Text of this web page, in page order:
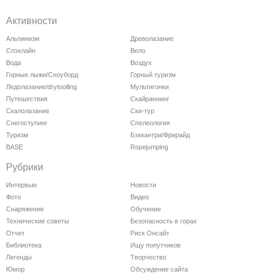
Активности
Альпинизм
Древолазание
Слэклайн
Вело
Вода
Воздух
Горные лыжи/Сноуборд
Горный туризм
Ледолазание/drytoolling
Мультигонки
Путешествия
Скайраннинг
Скалолазание
Ски-тур
Снегоступинг
Спелеология
Туризм
Бэккантри/Фрирайд
BASE
Ropejumping
Рубрики
Интервью
Новости
Фото
Видео
Снаряжение
Обучение
Технические советы
Безопасность в горах
Отчет
Риск Онсайт
Библиотека
Ищу попутчиков
Легенды
Творчество
Юмор
Обсуждение сайта